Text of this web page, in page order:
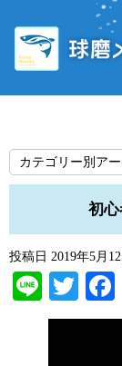
カテゴリー別ア
初
投稿日 2019年5月12
Line